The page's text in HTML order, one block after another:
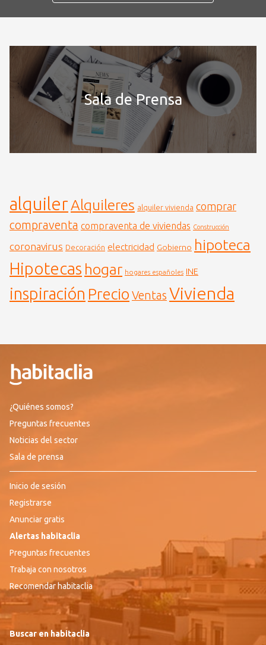
Sala de Prensa
alquilerAlquileres alquiler vivienda comprar
compraventa compraventa de viviendas Construcción
coronavirus Decoración electricidad Gobierno hipoteca
Hipotecas hogar hogares españoles INE
inspiración Precio Ventas Vivienda
¿Quiénes somos?
Preguntas frecuentes
Noticias del sector
Sala de prensa
Inicio de sesión
Registrarse
Anunciar gratis
Alertas habitaclia
Preguntas frecuentes
Trabaja con nosotros
Recomendar habitaclia
Buscar en habitaclia